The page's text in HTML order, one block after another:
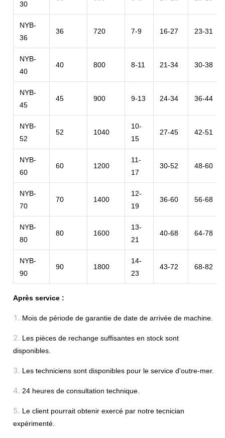
30
NYB-
36
36 720 7-9 16-27 23-31
NYB-
40
40 800 8-11 21-34 30-38
NYB-
45
45 900 9-13 24-34 36-44
NYB-
52
52 1040
10-
15
27-45 42-51
NYB-
60
60 1200
11-
17
30-52 48-60
NYB-
70
70 1400
12-
19
36-60 56-68
NYB-
80
80 1600
13-
21
40-68 64-78
NYB-
90
90 1800
14-
23
43-72 68-82
Après service :
1. Mois de période de garantie de date de arrivée de machine.
2. Les pièces de rechange suffisantes en stock sont
disponibles.
3. Les techniciens sont disponibles pour le service d'outre-mer.
4. 24 heures de consultation technique.
5. Le client pourrait obtenir exercé par notre tecnician
expérimenté.